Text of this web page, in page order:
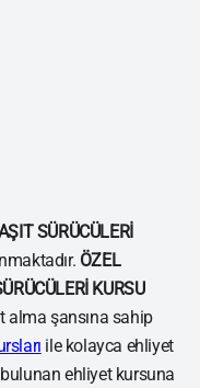
SÜRÜCÜLERİ
ÖZEL
KURSU
alma şansına sahip
ile kolayca ehliyet
ehliyet kursuna